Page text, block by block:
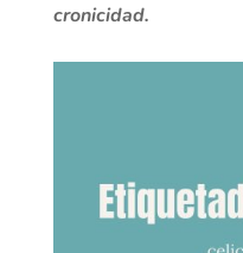
cronicidad.